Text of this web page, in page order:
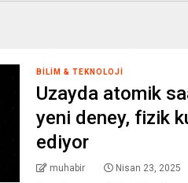
BILIM & TEKNOLOJI
Uzayda atomik
yeni deney, fizik
ediyor
muhabir Nisan 23, 2025